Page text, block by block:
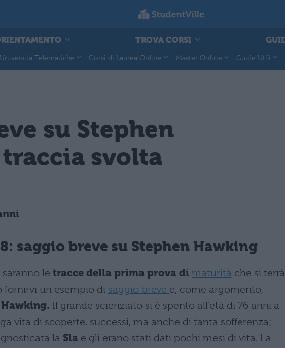
TROVA CORSI
Università Telematiche Corsi di Laurea Online Master Online Guide Utili
su Stephen
svolta
: saggio breve su Stephen Hawking
le tracce della prima prova di maturità che si
fornirvi un esempio di saggio breve e, come argomento,
Hawking. Il grande scienziato si è spento all’età di 76 anni a
vita di scoperte, successi, ma anche di tanta sofferenza;
la Sla e gli erano stati dati pochi mesi di vita. La